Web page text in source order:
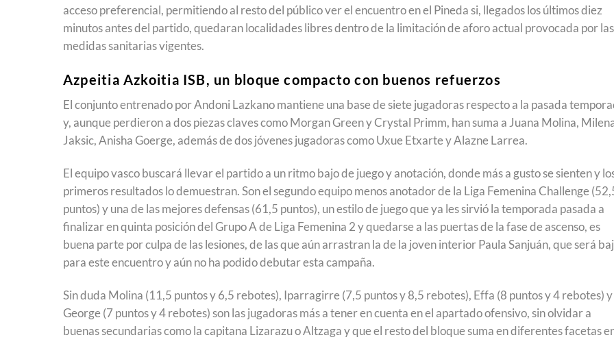
acceso preferencial, permitiendo al resto del público ver el encuentro en el Pineda si, llegados los últimos diez
minutos antes del partido, quedaran localidades libres dentro de la limitación de aforo actual provocada por las
medidas sanitarias vigentes.
Azpeitia Azkoitia ISB, un bloque compacto con buenos refuerzos
El conjunto entrenado por Andoni Lazkano mantiene una base de siete jugadoras respecto a la pasada
y, aunque perdieron a dos piezas claves como Morgan Green y Crystal Primm, han suma a Juana Molina,
Jaksic, Anisha Goerge, además de dos jóvenes jugadoras como Uxue Etxarte y Alazne Larrea.
El equipo vasco buscará llevar el partido a un ritmo bajo de juego y anotación, donde más a gusto se sienten y
primeros resultados lo demuestran. Son el segundo equipo menos anotador de la Liga Femenina Challenge
puntos) y una de las mejores defensas (61,5 puntos), un estilo de juego que ya les sirvió la temporada pasada a
finalizar en quinta posición del Grupo A de Liga Femenina 2 y quedarse a las puertas de la fase de ascenso, es
buena parte por culpa de las lesiones, de las que aún arrastran la de la joven interior Paula Sanjuán, que será
para este encuentro y aún no ha podido debutar esta campaña.
Sin duda Molina (11,5 puntos y 6,5 rebotes), Iparragirre (7,5 puntos y 8,5 rebotes), Effa (8 puntos y 4 rebotes) y
George (7 puntos y 4 rebotes) son las jugadoras más a tener en cuenta en el apartado ofensivo, sin olvidar a
buenas secundarias como la capitana Lizarazu o Altzaga y que el resto del bloque suma en diferentes facetas